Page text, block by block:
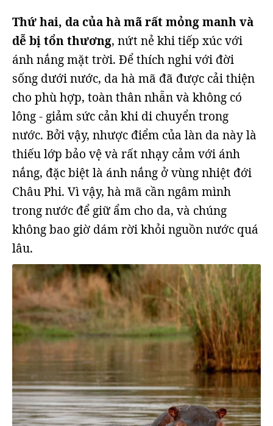
Thứ hai, da của hà mã rất mỏng manh và
dễ bị tổn thương, nứt nẻ khi tiếp xúc với
ánh nắng mặt trời. Để thích nghi với đời
sống dưới nước, da hà mã đã được cải thiện
cho phù hợp, toàn thân nhẵn và không có
lông - giảm sức cản khi di chuyển trong
nước. Bởi vậy, nhược điểm của làn da này là
thiếu lớp bảo vệ và rất nhạy cảm với ánh
nắng, đặc biệt là ánh nắng ở vùng nhiệt đới
Châu Phi. Vì vậy, hà mã cần ngâm mình
trong nước để giữ ẩm cho da, và chúng
không bao giờ dám rời khỏi nguồn nước quá
lâu.